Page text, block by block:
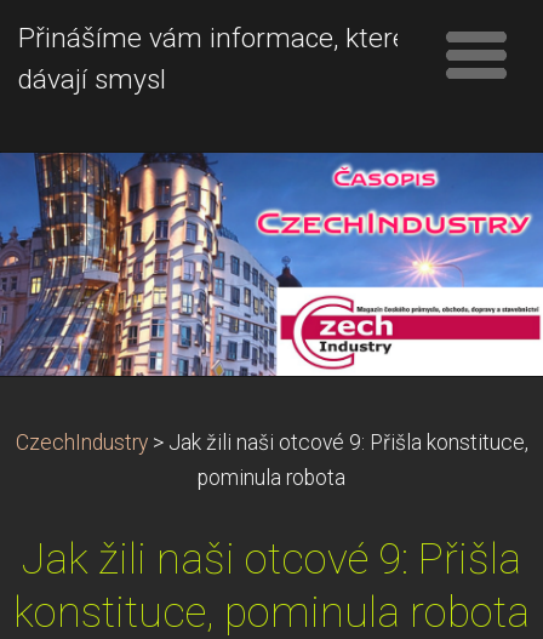
Přinášíme vám informace, které
dávají smysl
CzechIndustry > Jak žili naši otcové 9: Přišla konstituce,
pominula robota
Jak žili naši otcové 9: Přišla
konstituce, pominula robota